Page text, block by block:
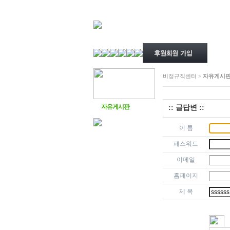
자유게시판
비정규직센터 > 자유게시
:: 글답변 ::
이 름
패스워드
이메일
홈페이지
제 목